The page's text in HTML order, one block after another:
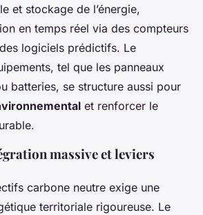
et stockage de l’énergie,
en temps réel via des compteurs
logiciels prédictifs. Le
tel que les panneaux
batteries, se structure aussi pour
et renforcer le
massive et leviers
carbone neutre exige une
territoriale rigoureuse. Le